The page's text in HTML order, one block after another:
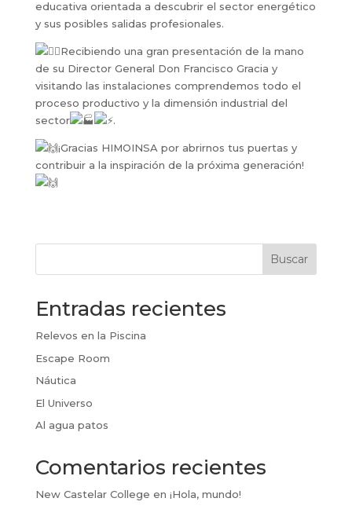
educativa orientada a descubrir el sector energético
y sus posibles salidas profesionales.
Recibiendo una gran presentación de la mano
de su Director General Don Francisco Gracia y
visitando las instalaciones comprendemos todo el
proceso productivo y la dimensión industrial del
sector
.
¡Gracias HIMOINSA por abrirnos tus puertas y
contribuir a la inspiración de la próxima generación!
Buscar
Entradas recientes
Relevos en la Piscina
Escape Room
Náutica
El Universo
Al agua patos
Comentarios recientes
New Castelar College en ¡Hola, mundo!